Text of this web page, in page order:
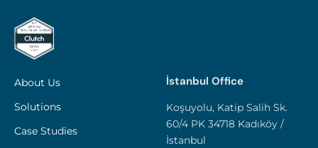
About Us
Solutions
Case Studies
İstanbul Office
Koşuyolu, Katip Salih Sk.
60/4 PK 34718 Kadıköy /
İstanbul